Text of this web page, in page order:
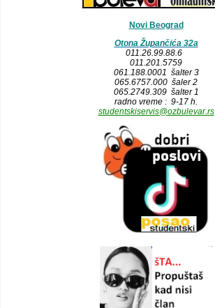
Novi Beograd
Otona Župančića 32a
011.26.99.88.6
011.201.5759
061.188.0001 šalter 3
065.6757.000 šaler 2
065.2749.309 šalter 1
radno vreme : 9-17 h.
studentskiservis@ozbulevar.rs